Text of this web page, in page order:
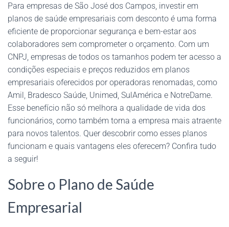
Para empresas de São José dos Campos, investir em
planos de saúde empresariais com desconto é uma forma
eficiente de proporcionar segurança e bem-estar aos
colaboradores sem comprometer o orçamento. Com um
CNPJ, empresas de todos os tamanhos podem ter acesso a
condições especiais e preços reduzidos em planos
empresariais oferecidos por operadoras renomadas, como
Amil, Bradesco Saúde, Unimed, SulAmérica e NotreDame.
Esse benefício não só melhora a qualidade de vida dos
funcionários, como também torna a empresa mais atraente
para novos talentos. Quer descobrir como esses planos
funcionam e quais vantagens eles oferecem? Confira tudo
a seguir!
Sobre o Plano de Saúde
Empresarial